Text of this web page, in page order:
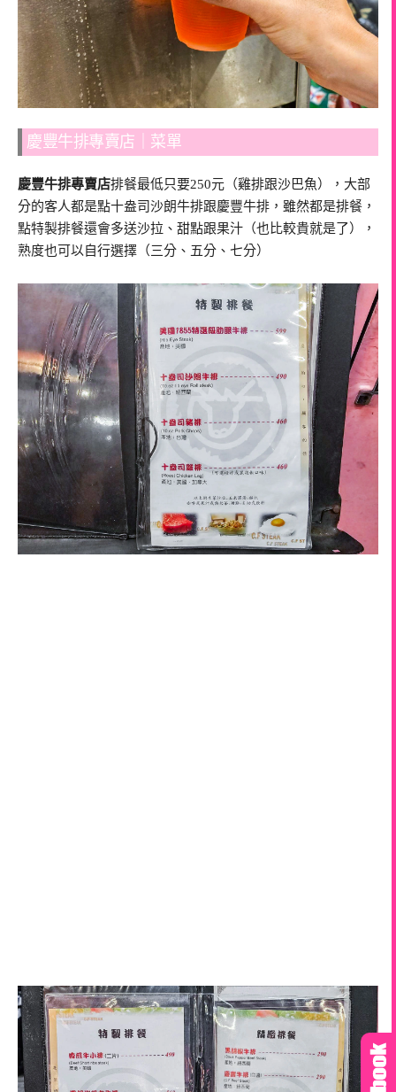
慶豐牛排專賣店｜菜單
慶豐牛排專賣店排餐最低只要250元（雞排跟沙巴魚），大部
分的客人都是點十盎司沙朗牛排跟慶豐牛排，雖然都是排餐，
點特製排餐還會多送沙拉、甜點跟果汁（也比較貴就是了），
熟度也可以自行選擇（三分、五分、七分）